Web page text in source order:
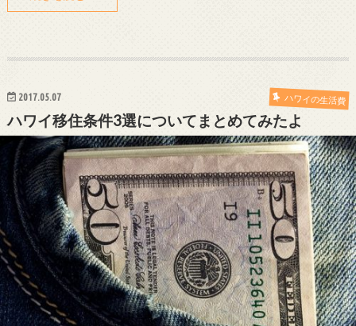
2017.05.07 ハワイの生活費
ハワイ移住条件3選についてまとめてみたよ